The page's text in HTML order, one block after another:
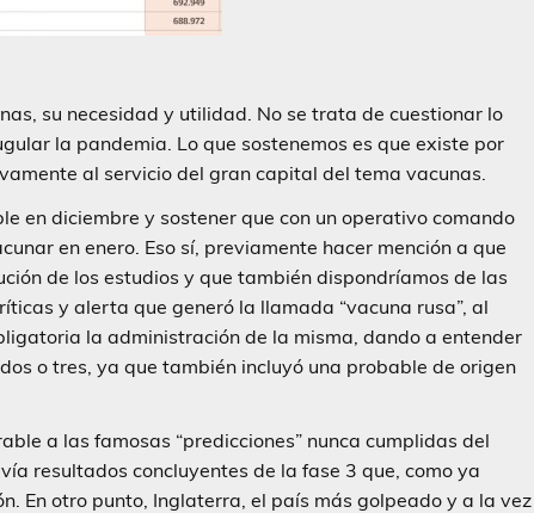
su necesidad y utilidad. No se trata de cuestionar lo
la pandemia. Lo que sostenemos es que existe por
al servicio del gran capital del tema vacunas.
en diciembre y sostener que con un operativo comando
en enero. Eso sí, previamente hacer mención a que
de los estudios y que también dispondríamos de las
y alerta que generó la llamada “vacuna rusa”, al
la administración de la misma, dando a entender
o tres, ya que también incluyó una probable de origen
a las famosas “predicciones” nunca cumplidas del
resultados concluyentes de la fase 3 que, como ya
En otro punto, Inglaterra, el país más golpeado y a la vez